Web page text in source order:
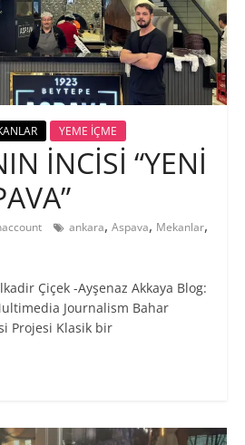
YEME İÇME
İNCİSİ “YENİ
ankara, Aspava, Mekanlar,
Çiçek -Ayşenaz Akkaya Blog:
Journalism Bahar
Projesi Klasik bir